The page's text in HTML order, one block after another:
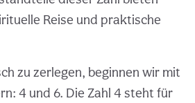
Reise und praktische
zu zerlegen, beginnen wir mit
4 und 6. Die Zahl 4 steht für